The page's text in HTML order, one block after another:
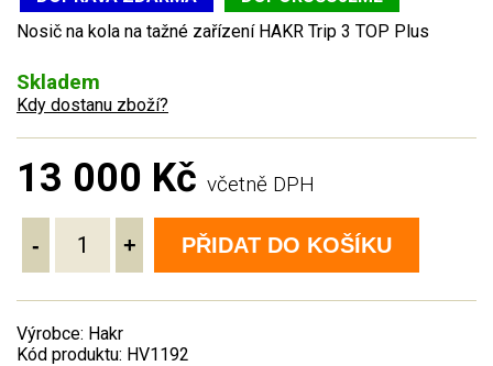
Nosič na kola na tažné zařízení HAKR Trip 3 TOP Plus
Skladem
Kdy dostanu zboží?
13 000 Kč včetně DPH
- + PŘIDAT DO KOŠÍKU
Výrobce: Hakr
Kód produktu: HV1192